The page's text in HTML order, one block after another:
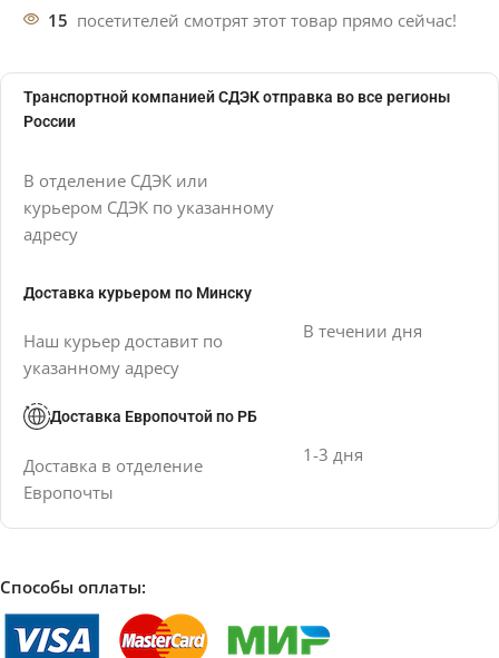
15 посетителей смотрят этот товар прямо сейчас!
Транспортной компанией СДЭК отправка во все регионы
России
В отделение СДЭК или
курьером СДЭК по указанному
адресу
Доставка курьером по Минску
Наш курьер доставит по
указанному адресу
В течении дня
Доставка Европочтой по РБ
Доставка в отделение
Европочты
1-3 дня
Способы оплаты: